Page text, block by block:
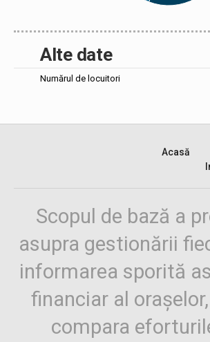
Alte date
Numărul de locuitori
Acasă
Scopul de bază a
asupra gestionării
informarea sporită
financiar al
compara